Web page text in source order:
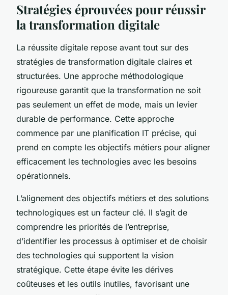
Stratégies éprouvées pour réussir
la transformation digitale
La réussite digitale repose avant tout sur des
stratégies de transformation digitale claires et
structurées. Une approche méthodologique
rigoureuse garantit que la transformation ne soit
pas seulement un effet de mode, mais un levier
durable de performance. Cette approche
commence par une planification IT précise, qui
prend en compte les objectifs métiers pour aligner
efficacement les technologies avec les besoins
opérationnels.
L’alignement des objectifs métiers et des solutions
technologiques est un facteur clé. Il s’agit de
comprendre les priorités de l’entreprise,
d’identifier les processus à optimiser et de choisir
des technologies qui supportent la vision
stratégique. Cette étape évite les dérives
coûteuses et les outils inutiles, favorisant une